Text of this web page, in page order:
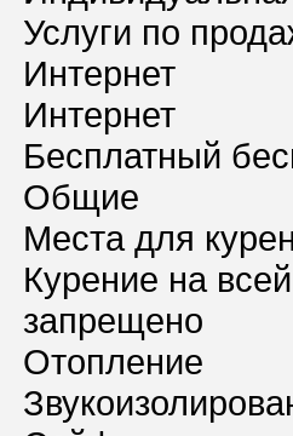
Услуги по
Интернет
Интернет
Бесплатный
Общие
Места для
Курение на
запрещено
Отопление